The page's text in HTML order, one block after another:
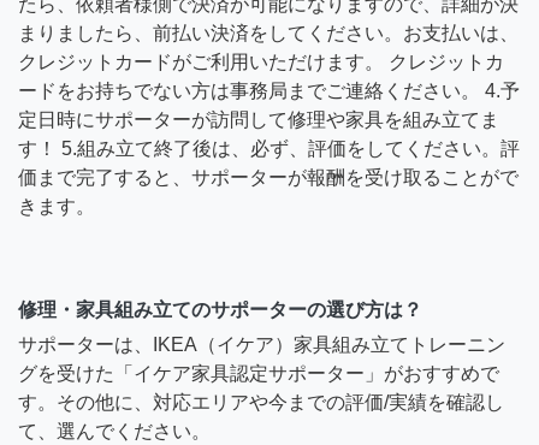
まりましたら、前払い決済をしてください。お支払いは、
クレジットカードがご利用いただけます。 クレジットカ
ードをお持ちでない方は事務局までご連絡ください。 4.予
定日時にサポーターが訪問して修理や家具を組み立てま
す！ 5.組み立て終了後は、必ず、評価をしてください。評
価まで完了すると、サポーターが報酬を受け取ることがで
きます。
修理・家具組み立てのサポーターの選び方は？
サポーターは、IKEA（イケア）家具組み立てトレーニン
グを受けた「イケア家具認定サポーター」がおすすめで
す。その他に、対応エリアや今までの評価/実績を確認し
て、選んでください。